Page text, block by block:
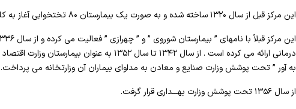
این مرکز قبل از سال ۱۳۲۰ ساخته شده و به صورت یک بیمارستان ۸۰ تختخوابی آغاز به کار نموده است.
به آور ” تحت پوشش وزارت صنایع و معادن به مداوای بیماران آن وزارتخانه می پرداخت.
از سال ۱۳۵۶ تحت پوشش وزارت بهـــداری قرار گرفت.